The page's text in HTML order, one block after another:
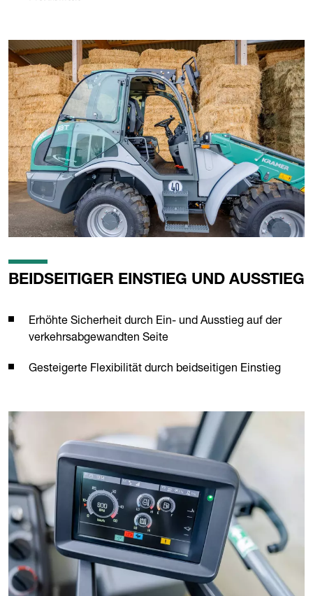
BEIDSEITIGER EINSTIEG UND AUSSTIEG
Erhöhte Sicherheit durch Ein- und Ausstieg auf der
verkehrsabgewandten Seite
Gesteigerte Flexibilität durch beidseitigen Einstieg